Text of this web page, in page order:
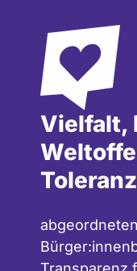
Vielfalt,
Toleranz